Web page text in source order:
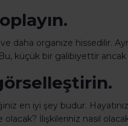
daha organize hissedilir.
Bu, küçük bir galibiyettir
en iyi şey budur.
olacak? İlişkileriniz nasıl